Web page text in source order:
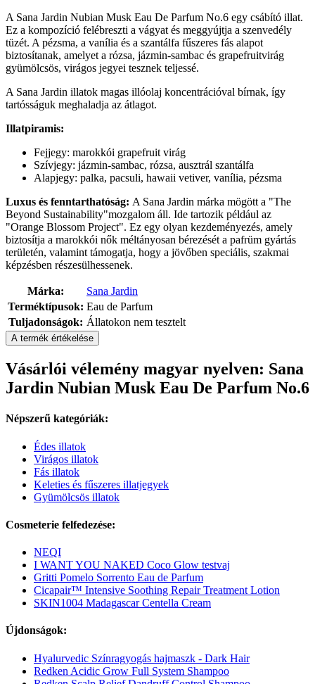
A Sana Jardin Nubian Musk Eau De Parfum No.6 egy csábító illat.
Ez a kompozíció felébreszti a vágyat és meggyújtja a szenvedély
tüzét. A pézsma, a vanília és a szantálfa fűszeres fás alapot
biztosítanak, amelyet a rózsa, jázmin-sambac és grapefruitvirág
gyümölcsös, virágos jegyei tesznek teljessé.
A Sana Jardin illatok magas illóolaj koncentrációval bírnak, így
tartósságuk meghaladja az átlagot.
Illatpiramis:
Fejjegy: marokkói grapefruit virág
Szívjegy: jázmin-sambac, rózsa, ausztrál szantálfa
Alapjegy: palka, pacsuli, hawaii vetiver, vanília, pézsma
Luxus és fenntarthatóság: A Sana Jardin márka mögött a "The
Beyond Sustainability"mozgalom áll. Ide tartozik például az
"Orange Blossom Project". Ez egy olyan kezdeményezés, amely
biztosítja a marokkói nők méltányosan bérezését a pafrüm gyártás
területén, valamint támogatja, hogy a jövőben speciális, szakmai
képzésben részesülhessenek.
Márka:
Sana Jardin
Terméktípusok: Eau de Parfum
Tuljadonságok: Állatokon nem tesztelt
A termék értékelése
Vásárlói vélemény magyar nyelven: Sana
Jardin Nubian Musk Eau De Parfum No.6
Népszerű kategóriák:
Édes illatok
Virágos illatok
Fás illatok
Keleties és fűszeres illatjegyek
Gyümölcsös illatok
Cosmeterie felfedezése:
NEQI
I WANT YOU NAKED Coco Glow testvaj
Gritti Pomelo Sorrento Eau de Parfum
Cicapair™ Intensive Soothing Repair Treatment Lotion
SKIN1004 Madagascar Centella Cream
Újdonságok:
Hyalurvedic Színragyogás hajmaszk - Dark Hair
Redken Acidic Grow Full System Shampoo